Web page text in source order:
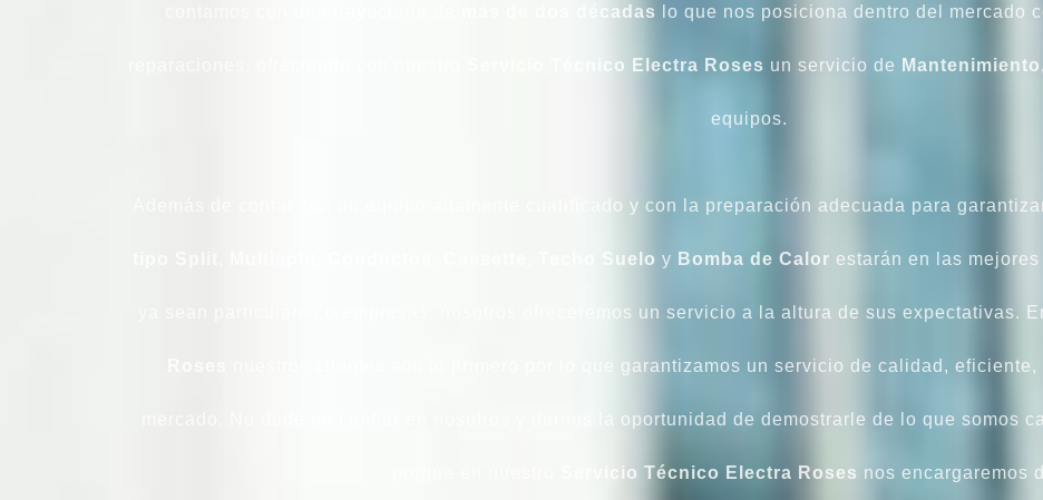
más de dos décadas lo que nos posiciona dentro del mercado
Servicio Técnico Electra Roses un servicio de
equipos.
Además de contar con un equipo altamente cualificado y con la preparación adecuada para
Techo Suelo y Bomba de Calor estarán en las
ya sean particulares o empresas, nosotros ofreceremos un servicio a la altura de sus expectativas.
nuestros clientes son lo primero por lo que garantizamos un servicio de calidad,
mercado. No dude en confiar en nosotros y darnos la oportunidad de demostrarle de lo que somos
Servicio Técnico Electra Roses nos encargaremos